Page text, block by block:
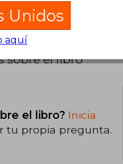
sobre el libro
el libro? Inicia
tu propia pregunta.
Unidos
aquí